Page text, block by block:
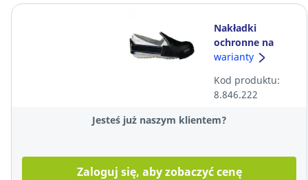
Nakładki
ochronne na
obuwie JULEX
40 - 44
warianty
Kod produktu:
8.846.222
Jesteś już naszym klientem?
Zaloguj się, aby zobaczyć cenę